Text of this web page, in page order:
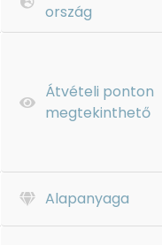
ország
Átvételi ponton
megtekinthető
Alapanyaga